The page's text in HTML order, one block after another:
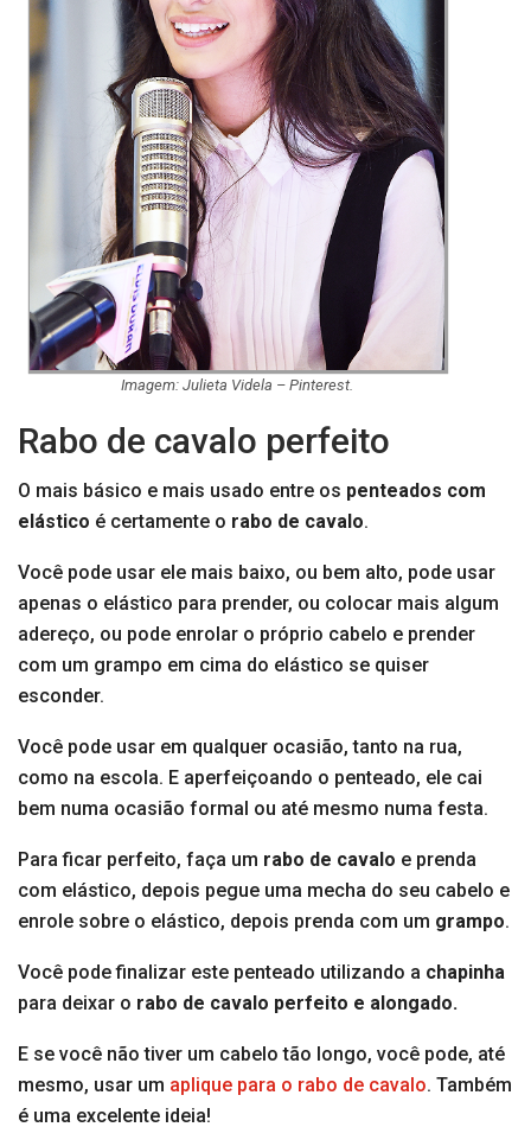
Imagem: Julieta Videla – Pinterest.
Rabo de cavalo perfeito
O mais básico e mais usado entre os penteados com
elástico é certamente o rabo de cavalo.
Você pode usar ele mais baixo, ou bem alto, pode usar
apenas o elástico para prender, ou colocar mais algum
adereço, ou pode enrolar o próprio cabelo e prender
com um grampo em cima do elástico se quiser
esconder.
Você pode usar em qualquer ocasião, tanto na rua,
como na escola. E aperfeiçoando o penteado, ele cai
bem numa ocasião formal ou até mesmo numa festa.
Para ficar perfeito, faça um rabo de cavalo e prenda
com elástico, depois pegue uma mecha do seu cabelo e
enrole sobre o elástico, depois prenda com um grampo.
Você pode finalizar este penteado utilizando a chapinha
para deixar o rabo de cavalo perfeito e alongado.
E se você não tiver um cabelo tão longo, você pode, até
mesmo, usar um aplique para o rabo de cavalo. Também
é uma excelente ideia!